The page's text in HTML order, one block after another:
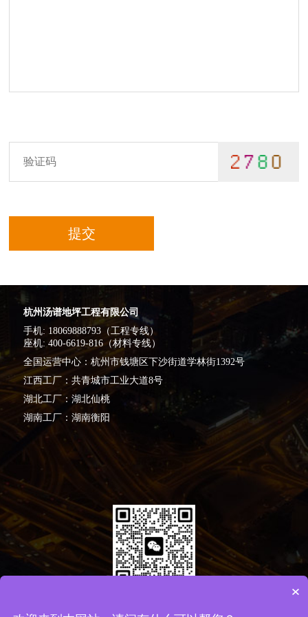
杭州汤谱地坪工程有限公司
手机: 18069888793（工程专线）
座机: 400-6619-816（材料专线）
全国运营中心：杭州市钱塘区下沙街道学林街1392号
江西工厂：共青城市工业大道8号
湖北工厂：湖北仙桃
湖南工厂：湖南衡阳
×